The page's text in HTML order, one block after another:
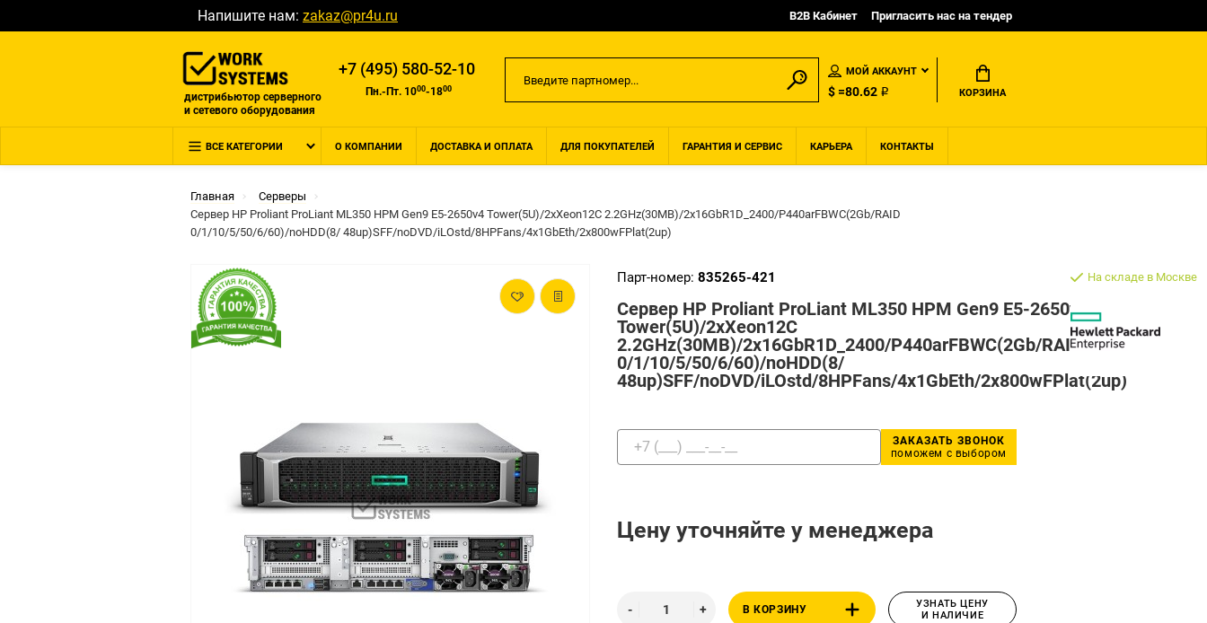
Напишите нам: zakaz@pr4u.ru B2B Кабинет Пригласить нас на тендер
дистрибьютор серверного
и сетевого оборудования
+7 (495) 580-52-10
Пн.-Пт. 1000-1800
МОЙ АККАУНТ
$ =80.62 ₽ КОРЗИНА
ВСЕ КАТЕГОРИИ О КОМПАНИИ ДОСТАВКА И ОПЛАТА ДЛЯ ПОКУПАТЕЛЕЙ ГАРАНТИЯ И СЕРВИС КАРЬЕРА КОНТАКТЫ
Главная
Серверы
Сервер HP Proliant ProLiant ML350 HPM Gen9 E5-2650v4 Tower(5U)/2xXeon12C 2.2GHz(30MB)/2x16GbR1D_2400/P440arFBWC(2Gb/RAID
0/1/10/5/50/6/60)/noHDD(8/ 48up)SFF/noDVD/iLOstd/8HPFans/4x1GbEth/2x800wFPlat(2up)
Парт-номер: 835265-421
Сервер HP Proliant ProLiant ML350 HPM Gen9 E5-2650v4
Tower(5U)/2xXeon12C
2.2GHz(30MB)/2x16GbR1D_2400/P440arFBWC(2Gb/RAID
0/1/10/5/50/6/60)/noHDD(8/
48up)SFF/noDVD/iLOstd/8HPFans/4x1GbEth/2x800wFPlat(2up)
На складе в Москве
ЗАКАЗАТЬ ЗВОНОК
поможем с выбором
Цену уточняйте у менеджера
В КОРЗИНУ
УЗНАТЬ ЦЕНУ
И НАЛИЧИЕ